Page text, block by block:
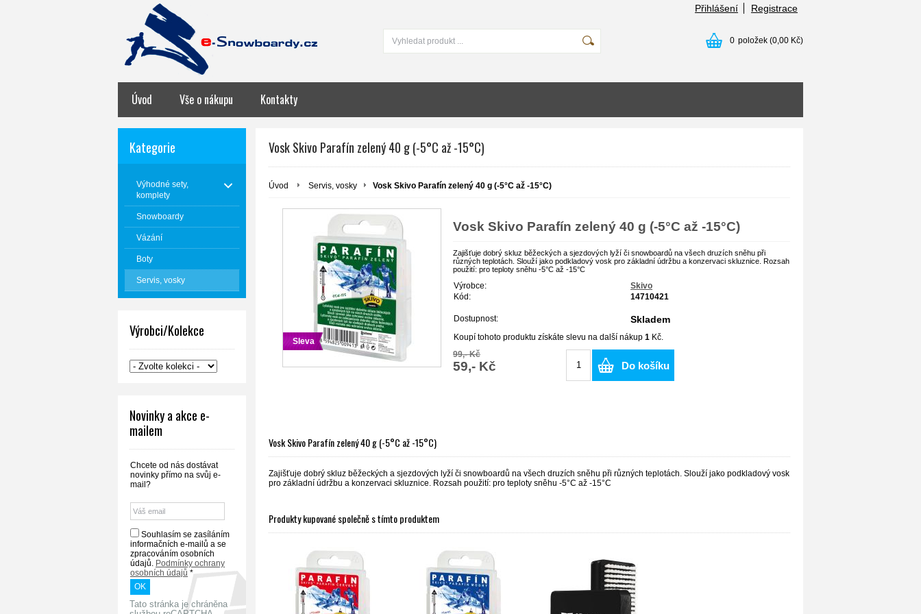
Přihlášení Registrace
0 položek (0,00 Kč)
Úvod Vše o nákupu Kontakty
Kategorie
Výhodné sety,
komplety
Snowboardy
Vázání
Boty
Servis, vosky
Výrobci/Kolekce
Novinky a akce e-
mailem
Chcete od nás dostávat
novinky přímo na svůj e-
mail?
Souhlasím se zasíláním
informačních e-mailů a se
zpracováním osobních
údajů. Podmínky ochrany
osobních údajů *
Tato stránka je chráněna
Vosk Skivo Parafín zelený 40 g (-5°C až -15°C)
Úvod Servis, vosky Vosk Skivo Parafín zelený 40 g (-5°C až -15°C)
Sleva
Vosk Skivo Parafín zelený 40 g (-5°C až -15°C)
Zajišťuje dobrý skluz běžeckých a sjezdových lyží či snowboardů na všech druzích sněhu při
různých teplotách. Slouží jako podkladový vosk pro základní údržbu a konzervaci skluznice. Rozsah
použití: pro teploty sněhu -5°C až -15°C
Výrobce:
Skivo
Kód:
14710421
Dostupnost: Skladem
Koupí tohoto produktu získáte slevu na další nákup 1 Kč.
99,- Kč
59,- Kč Do košíku
Vosk Skivo Parafín zelený 40 g (-5°C až -15°C)
Zajišťuje dobrý skluz běžeckých a sjezdových lyží či snowboardů na všech druzích sněhu při různých teplotách. Slouží jako podkladový vosk
pro základní údržbu a konzervaci skluznice. Rozsah použití: pro teploty sněhu -5°C až -15°C
Produkty kupované společně s tímto produktem